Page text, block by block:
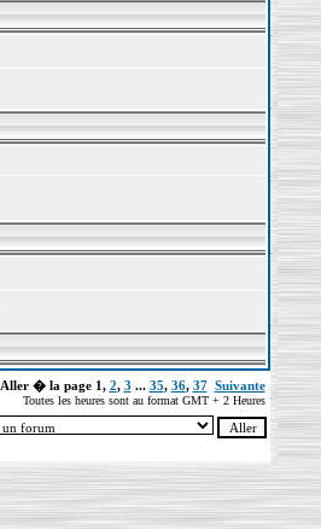
Aller � la page 1, 2, 3 ... 35, 36, 37 Suivante
Toutes les heures sont au format GMT + 2 Heures